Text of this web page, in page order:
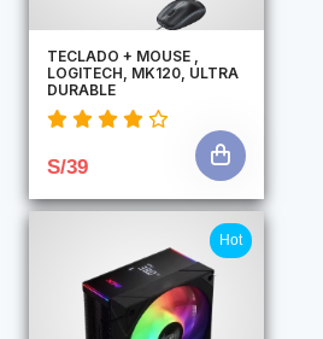
TECLADO + MOUSE ,
LOGITECH, MK120, ULTRA
DURABLE
S/39
Hot